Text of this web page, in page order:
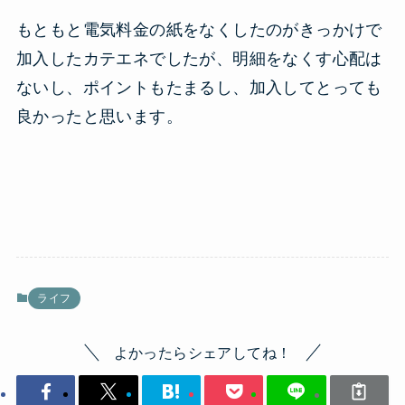
もともと電気料金の紙をなくしたのがきっかけで
加入したカテエネでしたが、明細をなくす心配は
ないし、ポイントもたまるし、加入してとっても
良かったと思います。
ライフ
よかったらシェアしてね！